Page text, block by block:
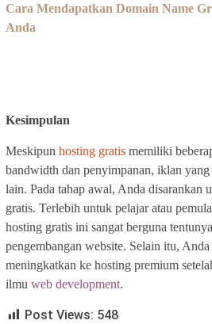
Cara Mendapatkan Domain Name
Anda
Kesimpulan
Meskipun hosting gratis memiliki
bandwidth dan penyimpanan, iklan
lain. Pada tahap awal, Anda disarankan
gratis. Terlebih untuk pelajar atau
hosting gratis ini sangat berguna
pengembangan website. Selain itu,
meningkatkan ke hosting premium
ilmu web development.
Post Views: 548